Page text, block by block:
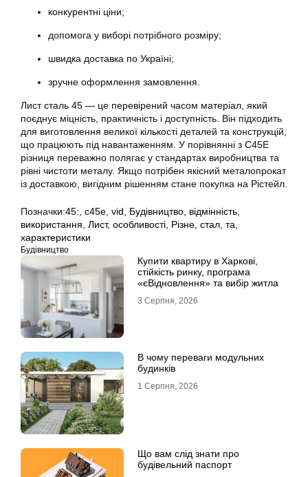
конкурентні ціни;
допомога у виборі потрібного розміру;
швидка доставка по Україні;
зручне оформлення замовлення.
Лист сталь 45 — це перевірений часом матеріал, який
поєднує міцність, практичність і доступність. Він підходить
для виготовлення великої кількості деталей та конструкцій,
що працюють під навантаженням. У порівнянні з C45E
різниця переважно полягає у стандартах виробництва та
рівні чистоти металу. Якщо потрібен якісний металопрокат
із доставкою, вигідним рішенням стане покупка на Рістейл.
Позначки:45:, c45e, vid, Будівництво, відмінність,
використання, Лист, особливості, Різне, стал, та,
характеристики
Будівництво
Купити квартиру в Харкові,
стійкість ринку, програма
«єВідновлення» та вибір житла
3 Серпня, 2026
В чому переваги модульних
будинків
1 Серпня, 2026
Що вам слід знати про
будівельний паспорт